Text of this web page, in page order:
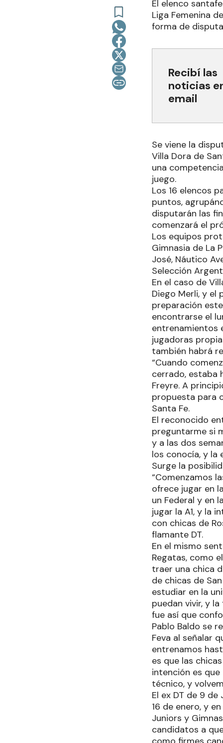
El elenco
Liga Femenina
forma de
Recibí las
noticias
email
Se viene la
Villa Dora de
una
juego.
Los 16 elencos
puntos,
disputarán las
comenzará el
Los equipos
Gimnasia de La
José, Náutico
Selección
En el caso de
Diego Merli, y el
preparación
encontrarse el
entrenamientos
jugadoras
también habrá
“Cuando
cerrado, estaba
Freyre. A
propuesta para
Santa Fe.
El reconocido
preguntarme si
y a las dos
los conocía, y
Surge la
“Comenzamos
ofrece jugar en
un Federal y en
jugar la A1, y la
con chicas de
flamante DT.
En el mismo
Regatas, como
traer una chica
de chicas de
estudiar en la
puedan vivir, y
fue así que
Pablo Baldo se
Feva al señalar
entrenamos
es que las
intención es
técnico, y
El ex DT de 9 de
16 de enero, y
Juniors y
candidatos a